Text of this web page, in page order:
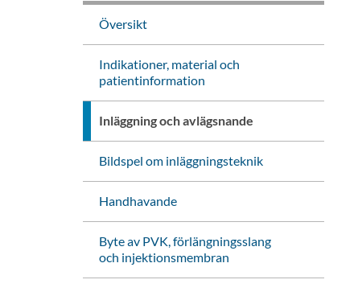
Översikt
Indikationer, material och
patientinformation
Inläggning och avlägsnande
Bildspel om inläggningsteknik
Handhavande
Byte av PVK, förlängningsslang
och injektionsmembran